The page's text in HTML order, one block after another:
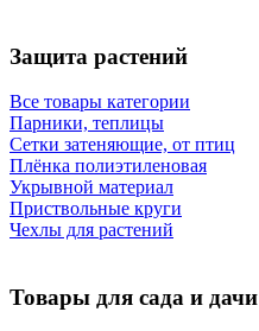
Защита растений
Все товары категории
Парники, теплицы
Сетки затеняющие, от птиц
Плёнка полиэтиленовая
Укрывной материал
Приствольные круги
Чехлы для растений
Товары для сада и дачи